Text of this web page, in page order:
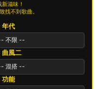
滋味！
找不到歌曲。
年代
曲風二
功能